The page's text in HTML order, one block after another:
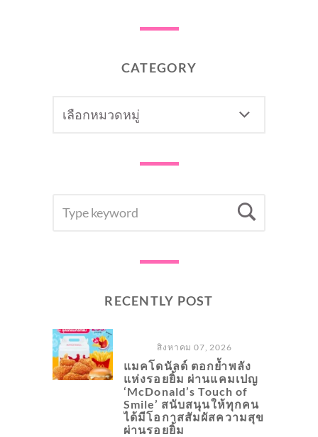
CATEGORY
FOR:
RECENTLY POST
สิงหาคม 07, 2026
แมคโดนัลด์ ตอกย้ำพลัง
แห่งรอยยิ้ม ผ่านแคมเปญ
‘McDonald’s Touch of
Smile’ สนับสนุนให้ทุกคน
ได้มีโอกาสสัมผัสความสุข
ผ่านรอยยิ้ม